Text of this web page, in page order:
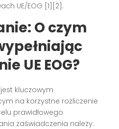
UE/EOG [1][2] .
O czym
UE EOG?
jest kluczowym
na korzystne rozliczenie
prawidłowego
zaświadczenia należy: